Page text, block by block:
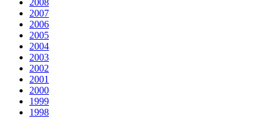
2008
2007
2006
2005
2004
2003
2002
2001
2000
1999
1998